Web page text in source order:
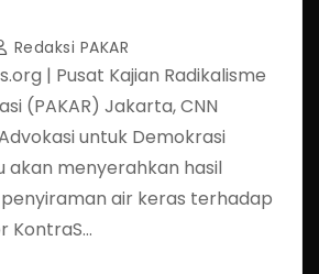
Redaksi PAKAR
| Pusat Kajian Radikalisme
(PAKAR) Jakarta, CNN
untuk Demokrasi
akan menyerahkan hasil
air keras terhadap
KontraS…